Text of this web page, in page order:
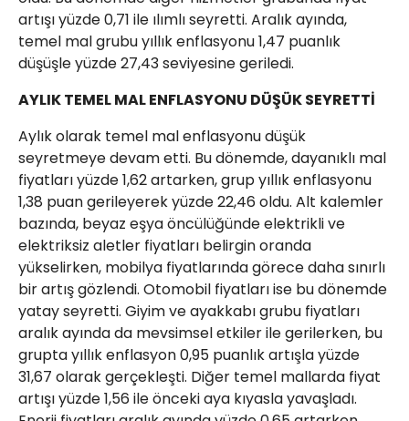
artışı yüzde 0,71 ile ılımlı seyretti. Aralık ayında,
temel mal grubu yıllık enflasyonu 1,47 puanlık
düşüşle yüzde 27,43 seviyesine geriledi.
AYLIK TEMEL MAL ENFLASYONU DÜŞÜK SEYRETTİ
Aylık olarak temel mal enflasyonu düşük
seyretmeye devam etti. Bu dönemde, dayanıklı mal
fiyatları yüzde 1,62 artarken, grup yıllık enflasyonu
1,38 puan gerileyerek yüzde 22,46 oldu. Alt kalemler
bazında, beyaz eşya öncülüğünde elektrikli ve
elektriksiz aletler fiyatları belirgin oranda
yükselirken, mobilya fiyatlarında görece daha sınırlı
bir artış gözlendi. Otomobil fiyatları ise bu dönemde
yatay seyretti. Giyim ve ayakkabı grubu fiyatları
aralık ayında da mevsimsel etkiler ile gerilerken, bu
grupta yıllık enflasyon 0,95 puanlık artışla yüzde
31,67 olarak gerçekleşti. Diğer temel mallarda fiyat
artışı yüzde 1,56 ile önceki aya kıyasla yavaşladı.